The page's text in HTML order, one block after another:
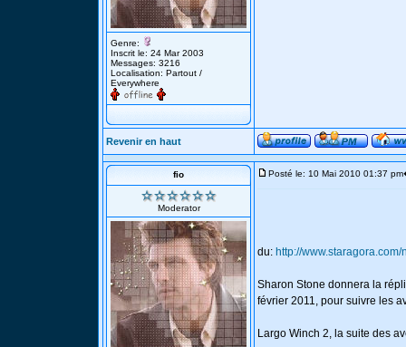
Genre:
Inscrit le: 24 Mar 2003
Messages: 3216
Localisation: Partout /
Everywhere
Revenir en haut
fio
Moderator
Posté le: 10 Mai 2010 01:37 pm
du: http://
Sharon Stone donnera la
février 2011, pour suivre les
Largo Winch 2, la suite des